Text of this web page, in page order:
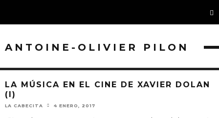
ANTOINE-OLIVIER PILON
LA MÚSICA EN EL CINE DE XAVIER DOLAN
(I)
LA CABECITA 4 ENERO, 2017